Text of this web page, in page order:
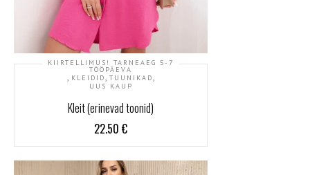
KIIRTELLIMUS! TARNEAEG 5-7
TÖÖPÄEVA
, KLEIDID, TUUNIKAD,
UUS KAUP
Kleit (erinevad toonid)
22.50 €